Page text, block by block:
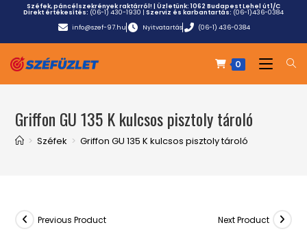
Széfek, páncélszekrények raktárról! | Üzletünk:1062 Budapest Lehel út 1/C
Direkt értékesítés: (06-1) 430-1930 | Szerviz és karbantartás: (06-1)436-0384
info@szef-97.hu
Nyitvatartás (06-1) 436-0384
0
Griffon GU 135 K kulcsos pisztoly tároló
> Széfek > Griffon GU 135 K kulcsos pisztoly tároló
Previous Product Next Product